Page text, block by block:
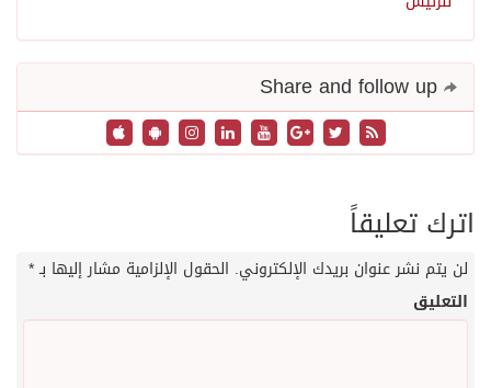
اترك تعليقاً
لن يتم نشر عنوان بريدك الإلكتروني. الحقول الإلزامية مشار إليها بـ*
التعليق